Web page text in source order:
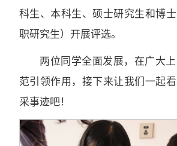
科生、本科生、硕士研究生和博
职研究生）开展评选。
两位同学全面发展，在广大
范引领作用，接下来让我们一起
采事迹吧！